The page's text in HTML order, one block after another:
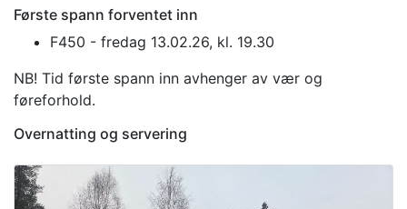
Første spann forventet inn
F450 - fredag 13.02.26, kl. 19.30
NB! Tid første spann inn avhenger av vær og
føreforhold.
Overnatting og servering